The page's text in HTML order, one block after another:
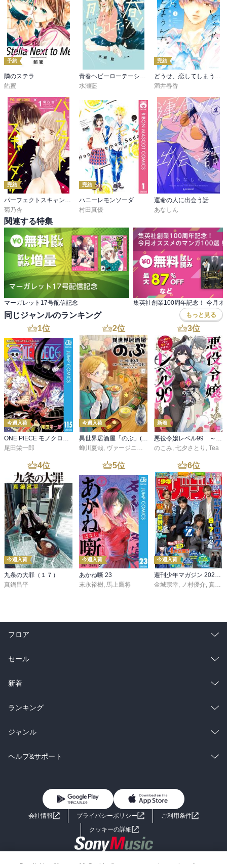
予約
隣のステラ
餡蜜
水瀬藍
完結
満井春香
完結
パーフェクトスキャンダル
菊乃杏
完結
ハニーレモンソーダ
村田真優
運命の人に出会う話
あなしん
関連する特集
マーガレット17号配信記念
同じジャンルのランキング もっと見る
1位
今週入荷
尾田栄一郎
2位
今週入荷
蝉川夏哉 ヴァージニア二等兵 ,転
3位
新着
のこみ 七夕さとり Tea
4位
今週入荷
九条の大罪（１７）
真鍋昌平
5位
今週入荷
あかね噺 23
末永裕樹, 馬上鷹将
6位
今週入荷
週刊少年マガジン 2026年36・37号[2026年8月5日発売]
金城宗幸, ノ村優介, 真島ヒロ
フロア
総合
ラノベ
雑誌・グラビア
BL・TL
セール
総合
ラノベ
雑誌・グラビア
BL・TL
新着
総合
ラノベ
雑誌・グラビア
ランキング
総合
ラノベ
ジャンル
コミック
ライトノベル 男子向けラノベ
小説
海外小説
ヘルプ&サポート
よくあるご質問 お問い合わせ
会社情報 プライバシーポリシー
ご利用条件
クッキーの詳細
Copyright 2017 - 2026 Sony Music Entertainment(Japan) Inc.